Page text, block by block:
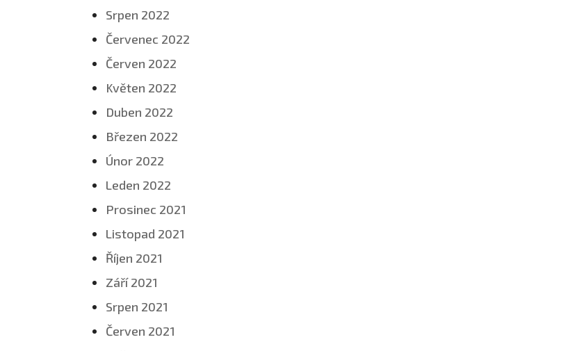
Srpen 2022
Červenec 2022
Červen 2022
Květen 2022
Duben 2022
Březen 2022
Únor 2022
Leden 2022
Prosinec 2021
Listopad 2021
Říjen 2021
Září 2021
Srpen 2021
Červen 2021